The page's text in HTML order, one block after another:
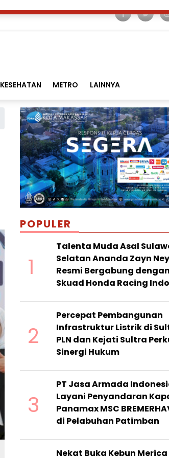
KESEHATAN METRO LAINNYA
POPULER
1
Talenta Muda Asal
Selatan Ananda Zayn
Resmi Bergabung dengan
Skuad Honda Racing
2
Percepat Pembangunan
Infrastruktur Listrik di
PLN dan Kejati Sultra
Sinergi Hukum
3
PT Jasa Armada
Layani Penyandaran
Panamax MSC
di Pelabuhan Patimban
Nekat Buka Kebun